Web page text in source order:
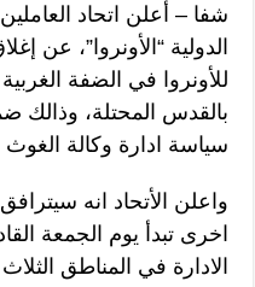
شفا – أعلن اتحاد
الدولية “الأونروا”، عن
للأونروا في الضفة
بالقدس المحتلة،
سياسة ادارة وكالة الغوث
واعلن الأتحاد انه
اخرى تبدأ يوم الجمعة
الادارة في المناطق